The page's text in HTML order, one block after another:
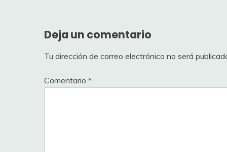
Deja un comentario
Tu dirección de correo electrónico no será
Comentario *